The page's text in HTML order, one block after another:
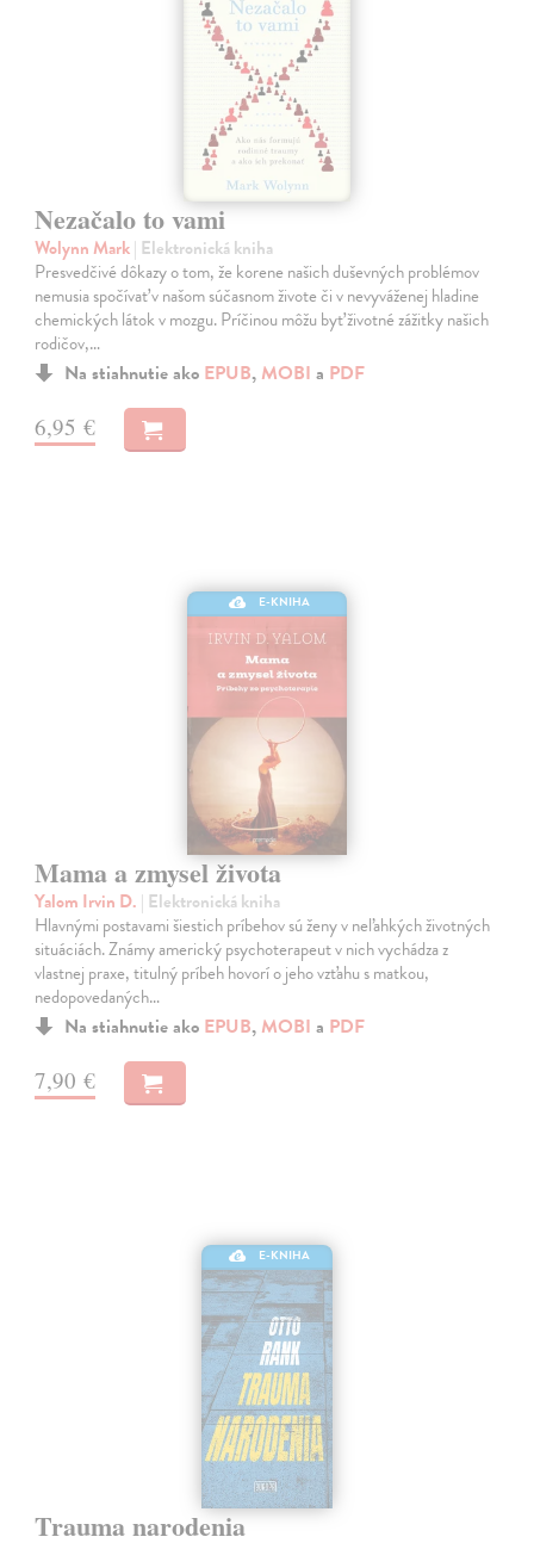
Nezačalo to vami
Wolynn Mark| Elektronická kniha
Presvedčivé dôkazy o tom, že korene našich duševných problémov
nemusia spočívať v našom súčasnom živote či v nevyváženej hladine
chemických látok v mozgu. Príčinou môžu byť životné zážitky našich
rodičov,…
Na stiahnutie ako EPUB, MOBI a PDF
6,95 €
E-KNIHA
Mama a zmysel života
Yalom Irvin D. | Elektronická kniha
Hlavnými postavami šiestich príbehov sú ženy v neľahkých životných
situáciách. Známy americký psychoterapeut v nich vychádza z
vlastnej praxe, titulný príbeh hovorí o jeho vzťahu s matkou,
nedopovedaných…
Na stiahnutie ako EPUB, MOBI a PDF
7,90 €
E-KNIHA
Trauma narodenia